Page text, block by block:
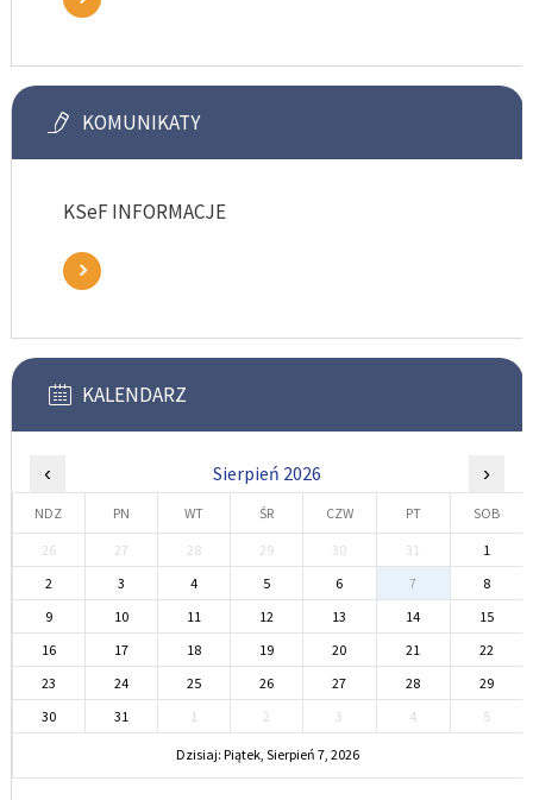
KOMUNIKATY
KSeF INFORMACJE
KALENDARZ
‹ Sierpień 2026 ›
NDZ PN WT ŚR CZW PT SOB
26 27 28 29 30 31
1
2
3 4 5 6 7
8
9
10 11 12 13 14
15
16
17 18 19 20 21
22
23
24 25 26 27 28
29
30
31 1 2 3 4 5
Dzisiaj: Piątek, Sierpień 7, 2026